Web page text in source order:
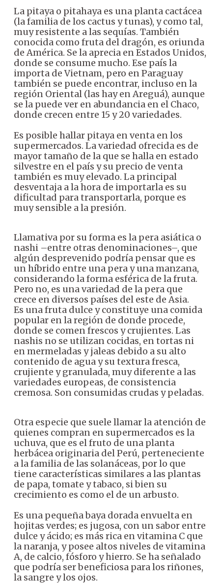
La pitaya o pitahaya es una planta cactácea
(la familia de los cactus y tunas), y como tal,
muy resistente a las sequías. También
conocida como fruta del dragón, es oriunda
de América. Se la aprecia en Estados Unidos,
donde se consume mucho. Ese país la
importa de Vietnam, pero en Paraguay
también se puede encontrar, incluso en la
región Oriental (las hay en Areguá), aunque
se la puede ver en abundancia en el Chaco,
donde crecen entre 15 y 20 variedades.
Es posible hallar pitaya en venta en los
supermercados. La variedad ofrecida es de
mayor tamaño de la que se halla en estado
silvestre en el país y su precio de venta
también es muy elevado. La principal
desventaja a la hora de importarla es su
dificultad para transportarla, porque es
muy sensible a la presión.
Llamativa por su forma es la pera asiática o
nashi –entre otras denominaciones–, que
algún desprevenido podría pensar que es
un híbrido entre una pera y una manzana,
considerando la forma esférica de la fruta.
Pero no, es una variedad de la pera que
crece en diversos países del este de Asia.
Es una fruta dulce y constituye una comida
popular en la región de donde procede,
donde se comen frescos y crujientes. Las
nashis no se utilizan cocidas, en tortas ni
en mermeladas y jaleas debido a su alto
contenido de agua y su textura fresca,
crujiente y granulada, muy diferente a las
variedades europeas, de consistencia
cremosa. Son consumidas crudas y peladas.
Otra especie que suele llamar la atención de
quienes compran en supermercados es la
uchuva, que es el fruto de una planta
herbácea originaria del Perú, perteneciente
a la familia de las solanáceas, por lo que
tiene características similares a las plantas
de papa, tomate y tabaco, si bien su
crecimiento es como el de un arbusto.
Es una pequeña baya dorada envuelta en
hojitas verdes; es jugosa, con un sabor entre
dulce y ácido; es más rica en vitamina C que
la naranja, y posee altos niveles de vitamina
A, de calcio, fósforo y hierro. Se ha señalado
que podría ser beneficiosa para los riñones,
la sangre y los ojos.